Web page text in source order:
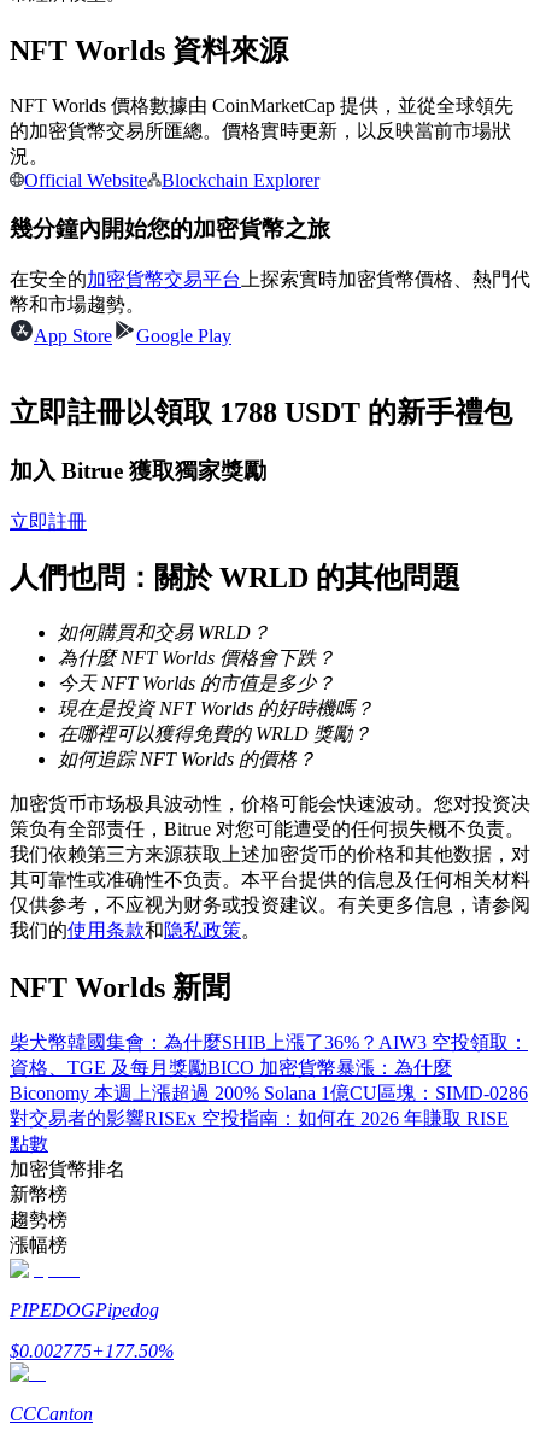
跟單
與頂尖交易專家同行
成為跟單交易員
坐享盈利分成和跟單分傭
合約資訊
包含交易情況等的大數據分析
合約功能使用指南
交易策略
學習如何保持盈利
NFT Worlds 資料來源
NFT Worlds 價格數據由 CoinMarketCap 提供，並從全球領先
的加密貨幣交易所匯總。價格實時更新，以反映當前市場狀
況。
Official Website
Blockchain Explorer
幾分鐘內開始您的加密貨幣之旅
在安全的加密貨幣交易平台 上探索實時加密貨幣價格、熱門代
幣和市場趨勢。
App Store
Google Play
立即註冊以領取 1788 USDT 的新手禮包
加入 Bitrue 獲取獨家獎勵
立即註冊
人們也問：關於 WRLD 的其他問題
如何購買和交易 WRLD？
為什麼 NFT Worlds 價格會下跌？
今天 NFT Worlds 的市值是多少？
現在是投資 NFT Worlds 的好時機嗎？
在哪裡可以獲得免費的 WRLD 獎勵？
如何追踪 NFT Worlds 的價格？
加密货币市场极具波动性，价格可能会快速波动。您对投资决
策负有全部责任，Bitrue 对您可能遭受的任何损失概不负责。
我们依赖第三方来源获取上述加密货币的价格和其他数据，对
其可靠性或准确性不负责。本平台提供的信息及任何相关材料
仅供参考，不应视为财务或投资建议。有关更多信息，请参阅
我们的使用条款和隐私政策。
NFT Worlds 新聞
柴犬幣韓國集會：為什麼SHIB上漲了36%？ AIW3 空投領取：
資格、TGE 及每月獎勵BICO 加密貨幣暴漲：為什麼
Biconomy 本週上漲超過 200% Solana 1億CU區塊：SIMD-0286
對交易者的影響RISEx 空投指南：如何在 2026 年賺取 RISE
點數
加密貨幣排名
新幣榜
趨勢榜
漲幅榜
PIPEDOGPipedog
$0.002775+177.50%
CCCanton